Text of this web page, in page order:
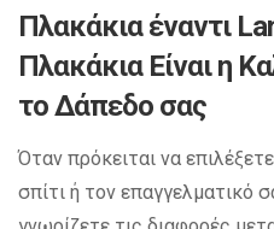
Πλακάκια έναντι
Πλακάκια Είναι η
το Δάπεδο σας
Όταν πρόκειται να
σπίτι ή τον επαγγελματικό